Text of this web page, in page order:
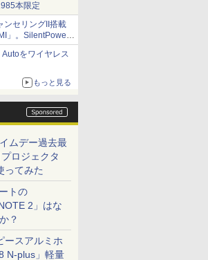
本限定
ンセリングII搭載
」。SilentPower
をワイヤレス
もっと見る
ムデー過去最
ロジェクタ
ってみた
トの
2」はな
？
ースアルミホ
N-plus」軽量